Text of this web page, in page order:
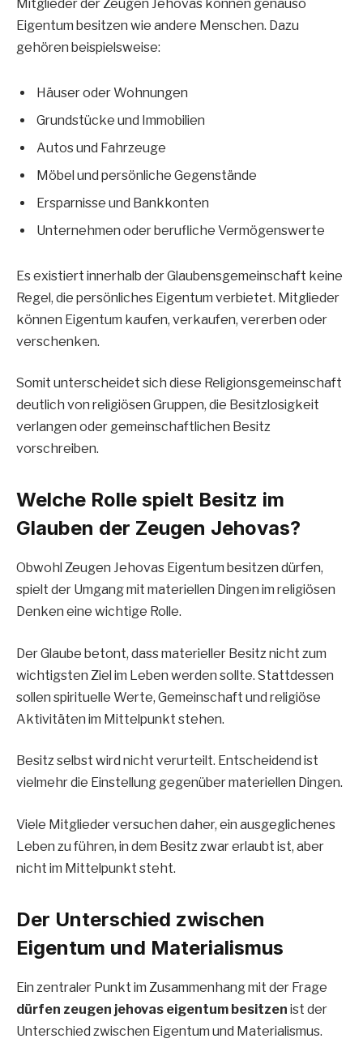
Mitglieder der Zeugen Jehovas können genauso
Eigentum besitzen wie andere Menschen. Dazu
gehören beispielsweise:
Häuser oder Wohnungen
Grundstücke und Immobilien
Autos und Fahrzeuge
Möbel und persönliche Gegenstände
Ersparnisse und Bankkonten
Unternehmen oder berufliche Vermögenswerte
Es existiert innerhalb der Glaubensgemeinschaft keine
Regel, die persönliches Eigentum verbietet. Mitglieder
können Eigentum kaufen, verkaufen, vererben oder
verschenken.
Somit unterscheidet sich diese Religionsgemeinschaft
deutlich von religiösen Gruppen, die Besitzlosigkeit
verlangen oder gemeinschaftlichen Besitz
vorschreiben.
Welche Rolle spielt Besitz im
Glauben der Zeugen Jehovas?
Obwohl Zeugen Jehovas Eigentum besitzen dürfen,
spielt der Umgang mit materiellen Dingen im religiösen
Denken eine wichtige Rolle.
Der Glaube betont, dass materieller Besitz nicht zum
wichtigsten Ziel im Leben werden sollte. Stattdessen
sollen spirituelle Werte, Gemeinschaft und religiöse
Aktivitäten im Mittelpunkt stehen.
Besitz selbst wird nicht verurteilt. Entscheidend ist
vielmehr die Einstellung gegenüber materiellen Dingen.
Viele Mitglieder versuchen daher, ein ausgeglichenes
Leben zu führen, in dem Besitz zwar erlaubt ist, aber
nicht im Mittelpunkt steht.
Der Unterschied zwischen
Eigentum und Materialismus
Ein zentraler Punkt im Zusammenhang mit der Frage
dürfen zeugen jehovas eigentum besitzen ist der
Unterschied zwischen Eigentum und Materialismus.